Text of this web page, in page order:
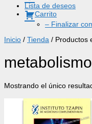
Lista de deseos
Carrito
– Finalizar
Inicio / Tienda / Productos
metabolismo
Mostrando el único